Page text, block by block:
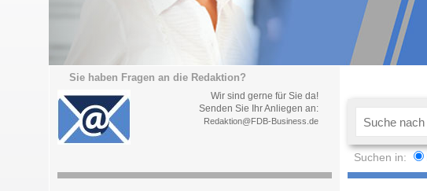
Sie haben Fragen an die Redaktion?
Wir sind gerne für Sie da!
Senden Sie Ihr Anliegen an:
Redaktion@FDB-Business.de
Suchen in: